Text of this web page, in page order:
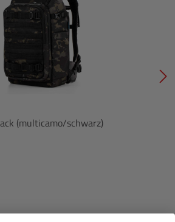
(multicamo/schwarz)